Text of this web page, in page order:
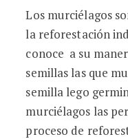
Los murciélagos
la reforestación
conoce a su
semillas las que
semilla lego
murciélagos las
proceso de